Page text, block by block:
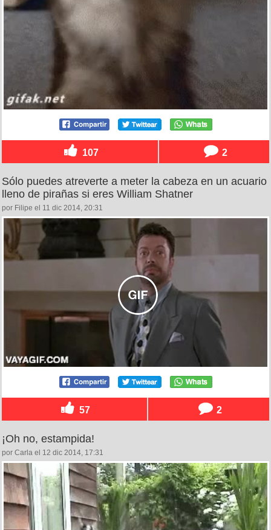
107 2
Sólo puedes atreverte a meter la cabeza en un acuario
lleno de pirañas si eres William Shatner
por Filipe el 11 dic 2014, 20:31
57 2
¡Oh no, estampida!
por Carla el 12 dic 2014, 17:31